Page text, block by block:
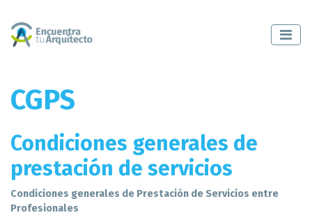
CGPS
Condiciones generales de
prestación de servicios
Condiciones generales de Prestación de Servicios entre
Profesionales